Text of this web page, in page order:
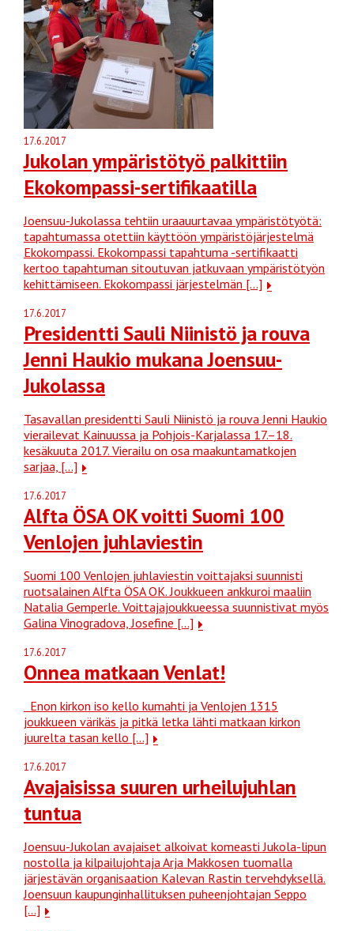
17.6.2017
Jukolan ympäristötyö palkittiin
Ekokompassi-sertifikaatilla
Joensuu-Jukolassa tehtiin uraauurtavaa ympäristötyötä:
tapahtumassa otettiin käyttöön ympäristöjärjestelmä
Ekokompassi. Ekokompassi tapahtuma -sertifikaatti
kertoo tapahtuman sitoutuvan jatkuvaan ympäristötyön
kehittämiseen. Ekokompassi järjestelmän […]
17.6.2017
Presidentti Sauli Niinistö ja rouva
Jenni Haukio mukana Joensuu-
Jukolassa
Tasavallan presidentti Sauli Niinistö ja rouva Jenni Haukio
vierailevat Kainuussa ja Pohjois-Karjalassa 17.–18.
kesäkuuta 2017. Vierailu on osa maakuntamatkojen
sarjaa, […]
17.6.2017
Alfta ÖSA OK voitti Suomi 100
Venlojen juhlaviestin
Suomi 100 Venlojen juhlaviestin voittajaksi suunnisti
ruotsalainen Alfta ÖSA OK. Joukkueen ankkuroi maaliin
Natalia Gemperle. Voittajajoukkueessa suunnistivat myös
Galina Vinogradova, Josefine […]
17.6.2017
Onnea matkaan Venlat!
Enon kirkon iso kello kumahti ja Venlojen 1315
joukkueen värikäs ja pitkä letka lähti matkaan kirkon
juurelta tasan kello […]
17.6.2017
Avajaisissa suuren urheilujuhlan
tuntua
Joensuu-Jukolan avajaiset alkoivat komeasti Jukola-lipun
nostolla ja kilpailujohtaja Arja Makkosen tuomalla
järjestävän organisaation Kalevan Rastin tervehdyksellä.
Joensuun kaupunginhallituksen puheenjohtajan Seppo
[…]